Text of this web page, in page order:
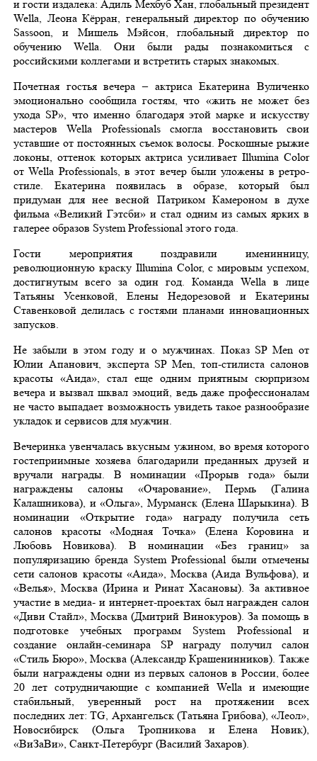
и гости издалека: Адиль Мехбуб Хан, глобальный президент
Wella, Леона Кёрран, генеральный директор по обучению
Sassoon, и Мишель Мэйсон, глобальный директор по
обучению Wella. Они были рады познакомиться с
российскими коллегами и встретить старых знакомых.
Почетная гостья вечера – актриса Екатерина Вуличенко
эмоционально сообщила гостям, что «жить не может без
ухода SP», что именно благодаря этой марке и искусству
мастеров Wella Professionals смогла восстановить свои
уставшие от постоянных съемок волосы. Роскошные рыжие
локоны, оттенок которых актриса усиливает Illumina Color
от Wella Professionals, в этот вечер были уложены в ретро-
стиле. Екатерина появилась в образе, который был
придуман для нее весной Патриком Камероном в духе
фильма «Великий Гэтсби» и стал одним из самых ярких в
галерее образов System Professional этого года.
Гости мероприятия поздравили именинницу,
революционную краску Illumina Color, с мировым успехом,
достигнутым всего за один год. Команда Wella в лице
Татьяны Усенковой, Елены Недорезовой и Екатерины
Ставенковой делилась с гостями планами инновационных
запусков.
Не забыли в этом году и о мужчинах. Показ SP Men от
Юлии Апанович, эксперта SP Men, топ-стилиста салонов
красоты «Аида», стал еще одним приятным сюрпризом
вечера и вызвал шквал эмоций, ведь даже профессионалам
не часто выпадает возможность увидеть такое разнообразие
укладок и сервисов для мужчин.
Вечеринка увенчалась вкусным ужином, во время которого
гостеприимные хозяева благодарили преданных друзей и
вручали награды. В номинации «Прорыв года» были
награждены салоны «Очарование», Пермь (Галина
Калашникова), и «Ольга», Мурманск (Елена Шарыкина). В
номинации «Открытие года» награду получила сеть
салонов красоты «Модная Точка» (Елена Коровина и
Любовь Новикова). В номинации «Без границ» за
популяризацию бренда System Professional были отмечены
сети салонов красоты «Аида», Москва (Аида Вульфова), и
«Велья», Москва (Ирина и Ринат Хасановы). За активное
участие в медиа- и интернет-проектах был награжден салон
«Диви Стайл», Москва (Дмитрий Винокуров). За помощь в
подготовке учебных программ System Professional и
создание онлайн-семинара SP награду получил салон
«Cтиль Бюро», Москва (Александр Крашенинников). Также
были награждены одни из первых салонов в России, более
20 лет сотрудничающие с компанией Wella и имеющие
стабильный, уверенный рост на протяжении всех
последних лет: TG, Архангельск (Татьяна Грибова), «Леол»,
Новосибирск (Ольга Тропникова и Елена Новик),
«ВиЗаВи», Санкт-Петербург (Василий Захаров).